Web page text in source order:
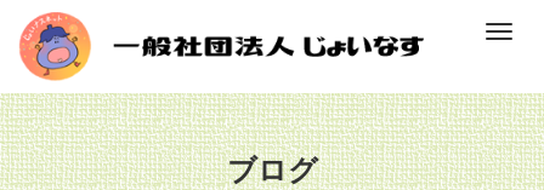
M
n
u
ブログ